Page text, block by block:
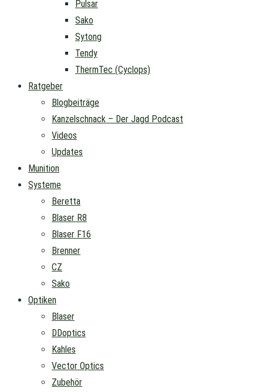
Pulsar
Sako
Sytong
Tendy
ThermTec (Cyclops)
Ratgeber
Blogbeiträge
Kanzelschnack – Der Jagd Podcast
Videos
Updates
Munition
Systeme
Beretta
Blaser R8
Blaser F16
Brenner
CZ
Sako
Optiken
Blaser
DDoptics
Kahles
Vector Optics
Zubehör